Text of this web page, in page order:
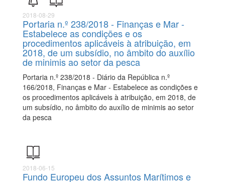
2018-08-29
Portaria n.º 238/2018 - Finanças e Mar -
Estabelece as condições e os
procedimentos aplicáveis à atribuição, em
2018, de um subsídio, no âmbito do auxílio
de minimis ao setor da pesca
Portaria n.º 238/2018 - Diário da República n.º
166/2018, Finanças e Mar - Estabelece as condições e
os procedimentos aplicáveis à atribuição, em 2018, de
um subsídio, no âmbito do auxílio de minimis ao setor
da pesca
2018-06-15
Fundo Europeu dos Assuntos Marítimos e